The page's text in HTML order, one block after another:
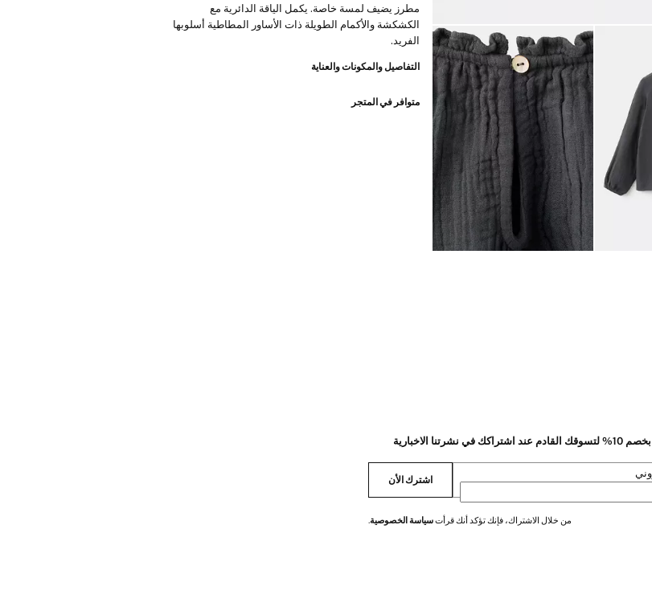
مطرز يضيف لمسة خاصة. يكمل الياقة الدائرية مع
الكشكشة والأكمام الطويلة ذات الأساور المطاطية أسلوبها
الفريد.
التفاصيل والمكونات والعناية
متوافر في المتجر
في نشرتنا الاخبارية
اشترك الأن
من خلال الاشتراك، فإنك تؤكد أنك قرأتسياسة الخصوصية.